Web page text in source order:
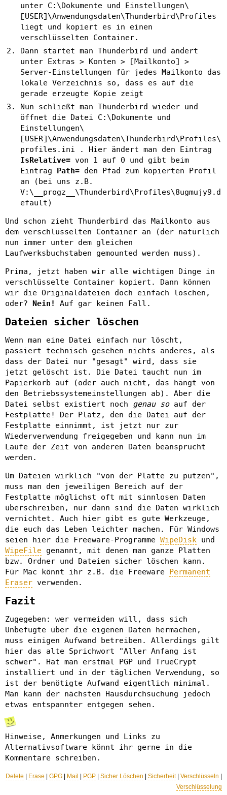
unter C:\Dokumente und Einstellungen\
[USER]\Anwendungsdaten\Thunderbird\Profiles
liegt und kopiert es in einen
verschlüsselten Container.
Dann startet man Thunderbird und ändert
unter Extras > Konten > [Mailkonto] >
Server-Einstellungen für jedes Mailkonto das
lokale Verzeichnis so, dass es auf die
gerade erzeugte Kopie zeigt
Nun schließt man Thunderbird wieder und
öffnet die Datei C:\Dokumente und
Einstellungen\
[USER]\Anwendungsdaten\Thunderbird\Profiles\
profiles.ini . Hier ändert man den Eintrag
IsRelative= von 1 auf 0 und gibt beim
Eintrag Path= den Pfad zum kopierten Profil
an (bei uns z.B.
V:\__progz__\Thunderbird\Profiles\8ugmujy9.d
efault)
Und schon zieht Thunderbird das Mailkonto aus
dem verschlüsselten Container an (der natürlich
nun immer unter dem gleichen
Laufwerksbuchstaben gemounted werden muss).
Prima, jetzt haben wir alle wichtigen Dinge in
verschlüsselte Container kopiert. Dann können
wir die Originaldateien doch einfach löschen,
oder? Nein! Auf gar keinen Fall.
Dateien sicher löschen
Wenn man eine Datei einfach nur löscht,
passiert technisch gesehen nichts anderes, als
dass der Datei nur "gesagt" wird, dass sie
jetzt gelöscht ist. Die Datei taucht nun im
Papierkorb auf (oder auch nicht, das hängt von
den Betriebssystemeinstellungen ab). Aber die
Datei selbst existiert noch genau soauf der
Festplatte! Der Platz, den die Datei auf der
Festplatte einnimmt, ist jetzt nur zur
Wiederverwendung freigegeben und kann nun im
Laufe der Zeit von anderen Daten beansprucht
werden.
Um Dateien wirklich "von der Platte zu putzen",
muss man den jeweiligen Bereich auf der
Festplatte möglichst oft mit sinnlosen Daten
überschreiben, nur dann sind die Daten wirklich
vernichtet. Auch hier gibt es gute Werkzeuge,
die euch das Leben leichter machen. Für Windows
seien hier die Freeware-Programme WipeDisk und
WipeFile genannt, mit denen man ganze Platten
bzw. Ordner und Dateien sicher löschen kann.
Für Mac könnt ihr z.B. die Freeware Permanent
Eraser verwenden.
Fazit
Zugegeben: wer vermeiden will, dass sich
Unbefugte über die eigenen Daten hermachen,
muss einigen Aufwand betreiben. Allerdings gilt
hier das alte Sprichwort "Aller Anfang ist
schwer". Hat man erstmal PGP und TrueCrypt
installiert und in der täglichen Verwendung, so
ist der benötigte Aufwand eigentlich minimal.
Man kann der nächsten Hausdurchsuchung jedoch
etwas entspannter entgegen sehen.
Hinweise, Anmerkungen und Links zu
Alternativsoftware könnt ihr gerne in die
Kommentare schreiben.
Delete Erase GPG Mail PGP Sicher Löschen Sicherheit| Verschlüsseln
Verschlüsselung